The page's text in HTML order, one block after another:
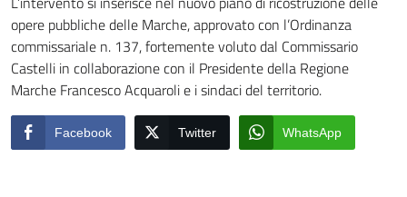
opere pubbliche delle Marche, approvato con l’Ordinanza
commissariale n. 137, fortemente voluto dal Commissario
Castelli in collaborazione con il Presidente della Regione
Marche Francesco Acquaroli e i sindaci del territorio.
Facebook Twitter WhatsApp